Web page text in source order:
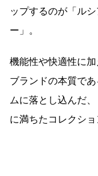
ップするのが「ル
ー」。
機能性や快適性に
ブランドの本質で
ムに落とし込んだ
に満ちたコレクショ